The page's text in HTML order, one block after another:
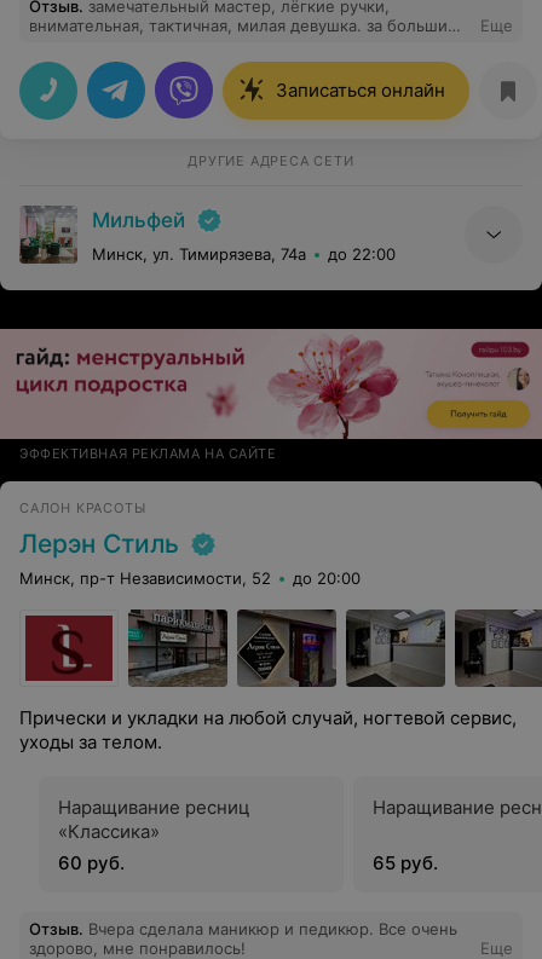
Отзыв. замечательный мастер, лёгкие ручки,
внимательная, тактичная, милая девушка. за большими
носятся. одним словом, работы всегда
профессионально выполнены.
Еще
Записаться онлайн
ДРУГИЕ АДРЕСА СЕТИ
Мильфей
Минск, ул. Тимирязева, 74а до 22:00
ЭФФЕКТИВНАЯ РЕКЛАМА НА САЙТЕ
САЛОН КРАСОТЫ
Лерэн Стиль
Минск, пр-т Независимости, 52 до 20:00
Прически и укладки на любой случай, ногтевой сервис,
уходы за телом.
Наращивание ресниц
«Классика»
60 руб.
Наращивание
65 руб.
Отзыв. Вчера сделала маникюр и педикюр. Все очень
здорово, мне понравилось!
Еще